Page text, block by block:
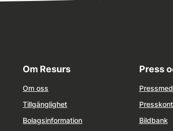
Om Resurs
Om oss
Tillgänglighet
Bolagsinformation
Press
Bildbank